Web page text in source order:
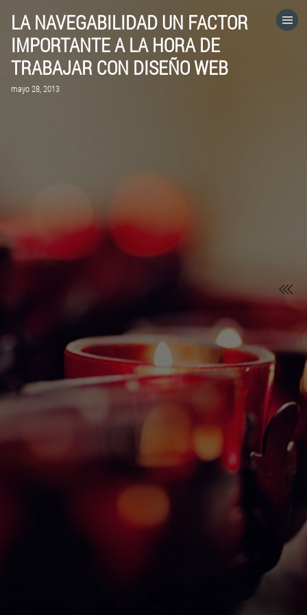
LA NAVEGABILIDAD UN FACTOR
IMPORTANTE A LA HORA DE
TRABAJAR CON DISEÑO WEB
mayo 28, 2013
HOME
CATEGORÍAS